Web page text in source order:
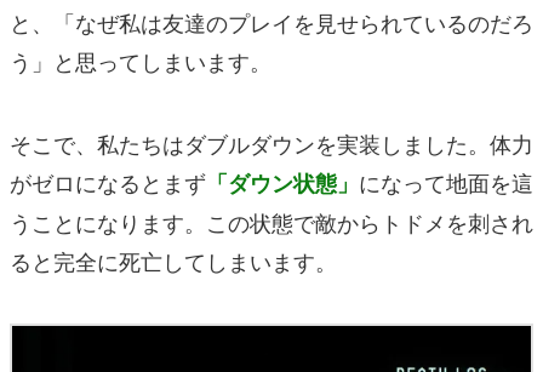
と、「なぜ私は友達のプレイを見せられているのだろ
う」と思ってしまいます。
そこで、私たちはダブルダウンを実装しました。体力
がゼロになるとまず 「ダウン状態」 になって地面を這
うことになります。この状態で敵からトドメを刺され
ると完全に死亡してしまいます。